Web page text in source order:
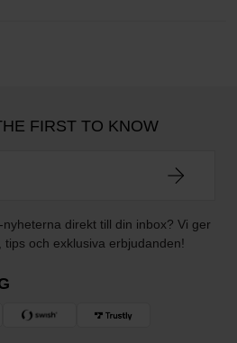
FIRST TO KNOW
direkt till din inbox? Vi ger
och exklusiva erbjudanden!